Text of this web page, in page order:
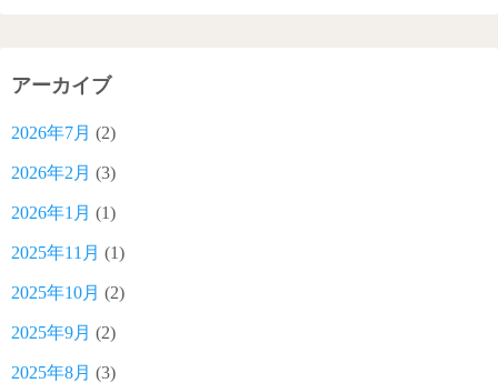
アーカイブ
2026年7月 (2)
2026年2月 (3)
2026年1月 (1)
2025年11月 (1)
2025年10月 (2)
2025年9月 (2)
2025年8月 (3)